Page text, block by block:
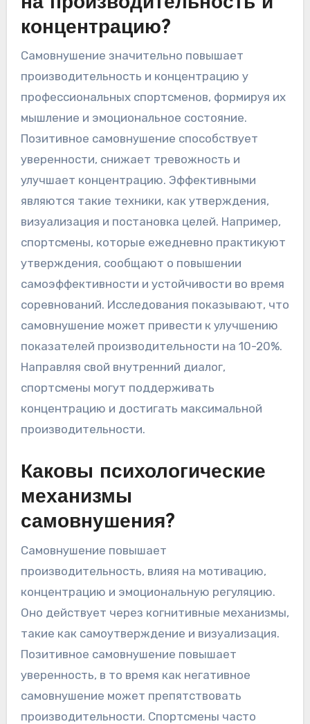
концентрацию?
Самовнушение значительно повышает
производительность и концентрацию у
профессиональных спортсменов, формируя их
мышление и эмоциональное состояние.
Позитивное самовнушение способствует
уверенности, снижает тревожность и
улучшает концентрацию. Эффективными
являются такие техники, как утверждения,
визуализация и постановка целей. Например,
спортсмены, которые ежедневно практикуют
утверждения, сообщают о повышении
самоэффективности и устойчивости во время
соревнований. Исследования показывают, что
самовнушение может привести к улучшению
показателей производительности на 10-20%.
Направляя свой внутренний диалог,
спортсмены могут поддерживать
концентрацию и достигать максимальной
производительности.
Каковы психологические
механизмы
самовнушения?
Самовнушение повышает
производительность, влияя на мотивацию,
концентрацию и эмоциональную регуляцию.
Оно действует через когнитивные механизмы,
такие как самоутверждение и визуализация.
Позитивное самовнушение повышает
уверенность, в то время как негативное
самовнушение может препятствовать
производительности. Спортсмены часто